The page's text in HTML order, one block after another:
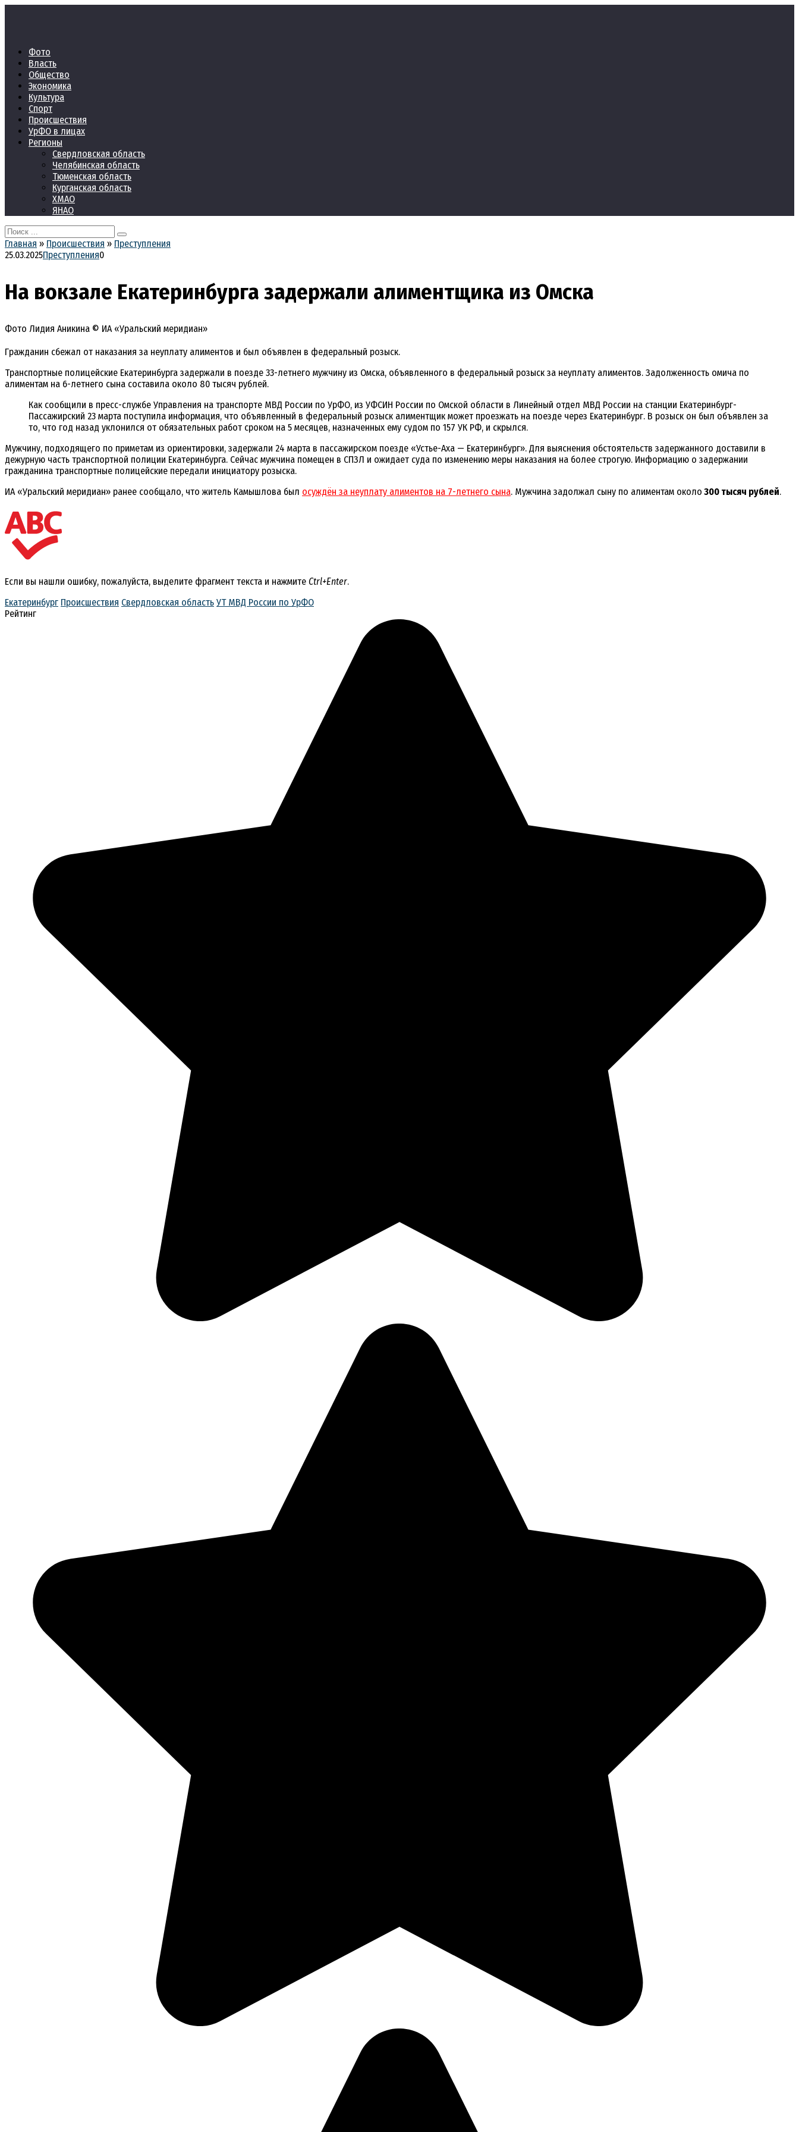
Фото
Власть
Общество
Экономика
Культура
Спорт
Происшествия
УрФО в лицах
Регионы
Свердловская область
Челябинская область
Тюменская область
Курганская область
ХМАО
ЯНАО
Search
for:
Главная » Происшествия » Преступления
25.03.2025Преступления0
На вокзале Екатеринбурга задержали алиментщика из Омска
Фото Лидия Аникина © ИА «Уральский меридиан»
Гражданин сбежал от наказания за неуплату алиментов и был объявлен в федеральный розыск.
Транспортные полицейские Екатеринбурга задержали в поезде 33-летнего мужчину из Омска, объявленного в федеральный розыск за неуплату алиментов. Задолженность омича по
алиментам на 6-летнего сына составила около 80 тысяч рублей.
Как сообщили в пресс-службе Управления на транспорте МВД России по УрФО, из УФСИН России по Омской области в Линейный отдел МВД России на станции Екатеринбург-
Пассажирский 23 марта поступила информация, что объявленный в федеральный розыск алиментщик может проезжать на поезде через Екатеринбург. В розыск он был объявлен за
то, что год назад уклонился от обязательных работ сроком на 5 месяцев, назначенных ему судом по 157 УК РФ, и скрылся.
Мужчину, подходящего по приметам из ориентировки, задержали 24 марта в пассажирском поезде «Устье-Аха — Екатеринбург». Для выяснения обстоятельств задержанного доставили в
дежурную часть транспортной полиции Екатеринбурга. Сейчас мужчина помещен в СПЗЛ и ожидает суда по изменению меры наказания на более строгую. Информацию о задержании
гражданина транспортные полицейские передали инициатору розыска.
ИА «Уральский меридиан» ранее сообщало, что житель Камышлова был осуждён за неуплату алиментов на 7-летнего сына. Мужчина задолжал сыну по алиментам около 300 тысяч рублей.
Если вы нашли ошибку, пожалуйста, выделите фрагмент текста и нажмите Ctrl+Enter.
Екатеринбург Происшествия Свердловская область УТ МВД России по УрФО
Рейтинг